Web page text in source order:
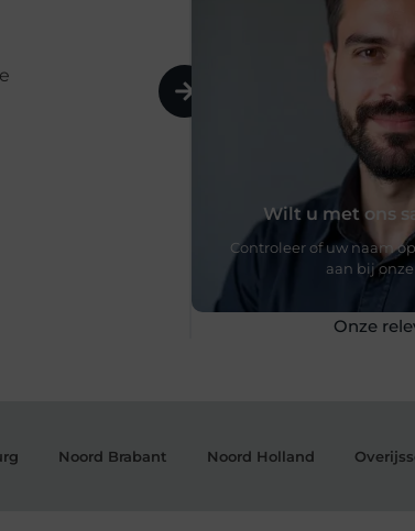
Wilt u met ons
Controleer of uw naam
aan bij
Onze betrouwbare
Onze
Noord Brabant Noord Holland